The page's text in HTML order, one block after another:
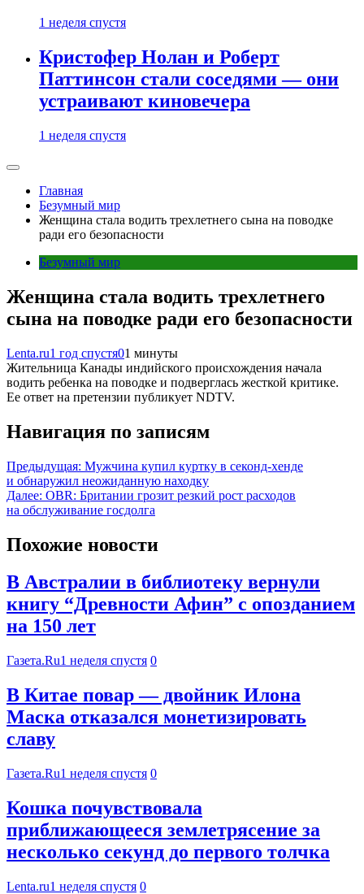
1 неделя спустя
Кристофер Нолан и Роберт
Паттинсон стали соседями — они
устраивают киновечера
1 неделя спустя
Главная
Безумный мир
Женщина стала водить трехлетнего сына на поводке
ради его безопасности
Безумный мир
Женщина стала водить трехлетнего
сына на поводке ради его безопасности
Lenta.ru1 год спустя01 минуты
Жительница Канады индийского происхождения начала
водить ребенка на поводке и подверглась жесткой критике.
Ее ответ на претензии публикует NDTV.
Навигация по записям
Предыдущая: Мужчина купил куртку в секонд-хенде
и обнаружил неожиданную находку
Далее: OBR: Британии грозит резкий рост расходов
на обслуживание госдолга
Похожие новости
В Австралии в библиотеку вернули
книгу “Древности Афин” с опозданием
на 150 лет
Газета.Ru1 неделя спустя 0
В Китае повар — двойник Илона
Маска отказался монетизировать
славу
Газета.Ru1 неделя спустя 0
Кошка почувствовала
приближающееся землетрясение за
несколько секунд до первого толчка
Lenta.ru1 неделя спустя 0